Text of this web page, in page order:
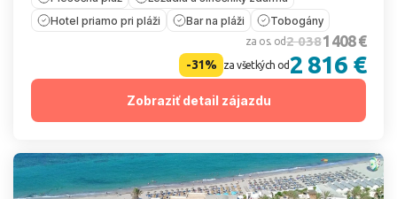
Hotel priamo pri pláži
Bar na pláži Tobogány
za os. od2 0381 408 €
-31% za všetkých od2 816 €
Zobraziť detail zájazdu